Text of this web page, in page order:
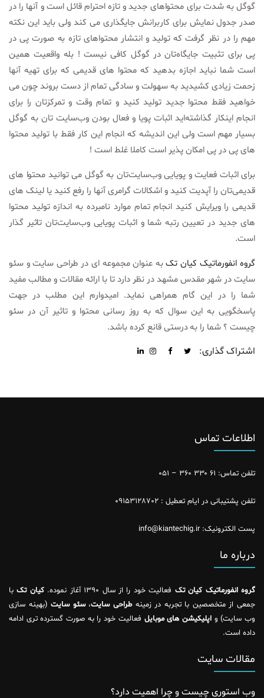
گوگل به شدت برای محتوا‌های جدید و تازه احترام قائل است و آنها را در
صدر جدول نمایش برای کاربرانش جایگذاری می کند ولی باید این نکته
مهم را در نظر گرفت که تولید و انتشار محتواهای تازه به صورت پی در
پی برای تثبیت جایگاه‌تان در گوگل کافی نیست ! بله واقعیت همین
است شما نباید اجازه بدهید که محتوا های قدیمی که برای تهیه آنها
زحمت زیادی کشیدید به سهولت و سادگی تمام از دست بروند چون می
خواهید فقط محتوا جدید تولید کنید و تمام وقت و تمرکزتان را برای
انجام اینکار گذاشته‌اید اثبات پویا و فعال بودن وب‌سایت تان به گوگل
بسیار مهم است ولی این اندیشه که انجام این کار فقط با تولید محتوا
های پی در پی امکان پذیر است کاملا غلط است !
برای اثبات فعایت و پویایی وب‌سایت‌تان به گوگل می توانید محتوا های
قدیمی‌تان را آپدیت کنید و اشکالات گرامری آنها را رفع کنید یا لینک های
قدیمی را ویرایش کنید انجام تمام موارد نامبرده به اندازه تولید محتوا
های جدید در تعیین رتبه شما و اثبات پویایی وب‌‌سایت‌تان تاثیر گذار
است.
گروه انفورماتیک کیان تکبه عنوان مجموعه ای در طراحی سایت و سئو
سایت در شهر مقدس مشهد در نظر دارد تا با ارائه مقالات و مطالب مفید
شما را در این گام همراهی نماید. امیدوارم این مطلب در جهت
پاسخگویی به این سوال ‌که به ‌روز رسانی محتوا و تاثیر آن در سئو
چیست ؟ شما را به درستی قانع کرده باشد.
اشتراک گذاری:
اطلاعات تماس
تلفن تماس: ۶۱ ۳۳۰ ۳۶۰ – ۰۵۱
تلفن پشتیبانی در ایام تعطیل : ۰۹۱۵۳۱۲۸۷۰۲
پست الکترونیک: info@kiantechig.ir
درباره ما
گروه انفورماتیک کیان تک فعالیت خود را از سال ۱۳۹۰ آغاز نموده. کیان تکبا
جمعی از متخصصین با تجربه در زمینه طراحی سایت،سئو سایت(بهینه سازی
وب سایت) واپلیکیشن های موبایل فعالیت خود را به صورت گسترده تری ادامه
داده است.
مقالات سایت
وب استوری چیست و چرا اهمیت دارد؟